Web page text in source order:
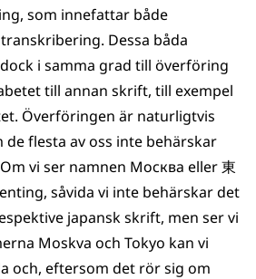
som innefattar både
Dessa båda
i samma grad till överföring
till annan skrift, till exempel
Överföringen är naturligtvis
flesta av oss inte behärskar
vi ser namnen Москва eller 東
såvida vi inte behärskar det
japansk skrift, men ser vi
Moskva och Tokyo kan vi
och, eftersom det rör sig om